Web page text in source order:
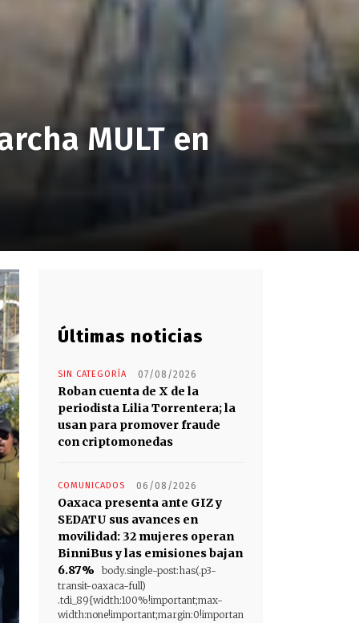
MULT en
Últimas noticias
SIN CATEGORÍA 07/08/2026
Roban cuenta de X de la
periodista Lilia Torrentera; la
usan para promover fraude
con criptomonedas
COMUNICADOS 06/08/2026
Oaxaca presenta ante GIZ y
SEDATU sus avances en
movilidad: 32 mujeres operan
BinniBus y las emisiones bajan
6.87%
body.single-post:has(.p3-
transit-oaxaca-full)
.tdi_89{width:100%!important;max-
width:none!important;margin:0!importan